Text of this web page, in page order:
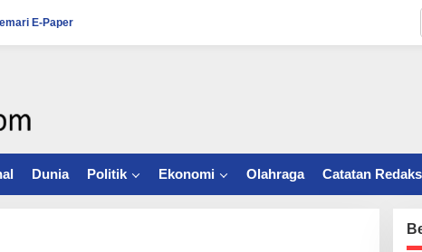
E-Paper
Dunia Politik Ekonomi Olahraga Catatan